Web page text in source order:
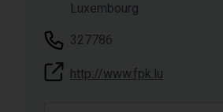
Luxembourg
Phone number
327786
http://www.fpk.lu